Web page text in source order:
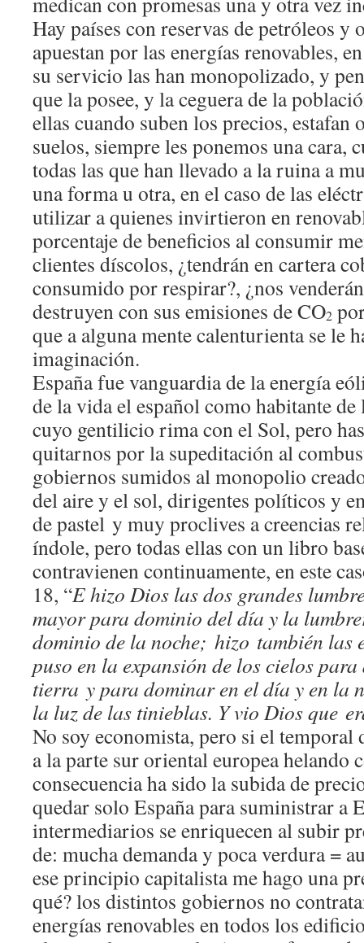
Hay países con reservas de petróleos y
apuestan por las energías renovables,
su servicio las han monopolizado, y
que la posee, y la ceguera de la
ellas cuando suben los precios, estafan
suelos, siempre les ponemos una cara,
todas las que han llevado a la ruina a
una forma u otra, en el caso de las
utilizar a quienes invirtieron en
porcentaje de beneficios al consumir
clientes díscolos, ¿tendrán en cartera
consumido por respirar?, ¿nos
destruyen con sus emisiones de CO2
que a alguna mente calenturienta se le
imaginación.
España fue vanguardia de la energía
de la vida el español como habitante
cuyo gentilicio rima con el Sol, pero
quitarnos por la supeditación al
gobiernos sumidos al monopolio
del aire y el sol, dirigentes políticos y
de pastel y muy proclives a creencias
índole, pero todas ellas con un libro
contravienen continuamente, en este
18, “E hizo Dios las dos grandes
mayor para dominio del día y la
dominio de la noche; hizo también las
puso en la expansión de los cielos
tierra y para dominar en el día y en la
la luz de las tinieblas. Y vio Dios que
No soy economista, pero si el temporal
a la parte sur oriental europea helando
consecuencia ha sido la subida de
quedar solo España para suministrar a
intermediarios se enriquecen al subir
de: mucha demanda y poca verdura =
ese principio capitalista me hago una
qué? los distintos gobiernos no
energías renovables en todos los